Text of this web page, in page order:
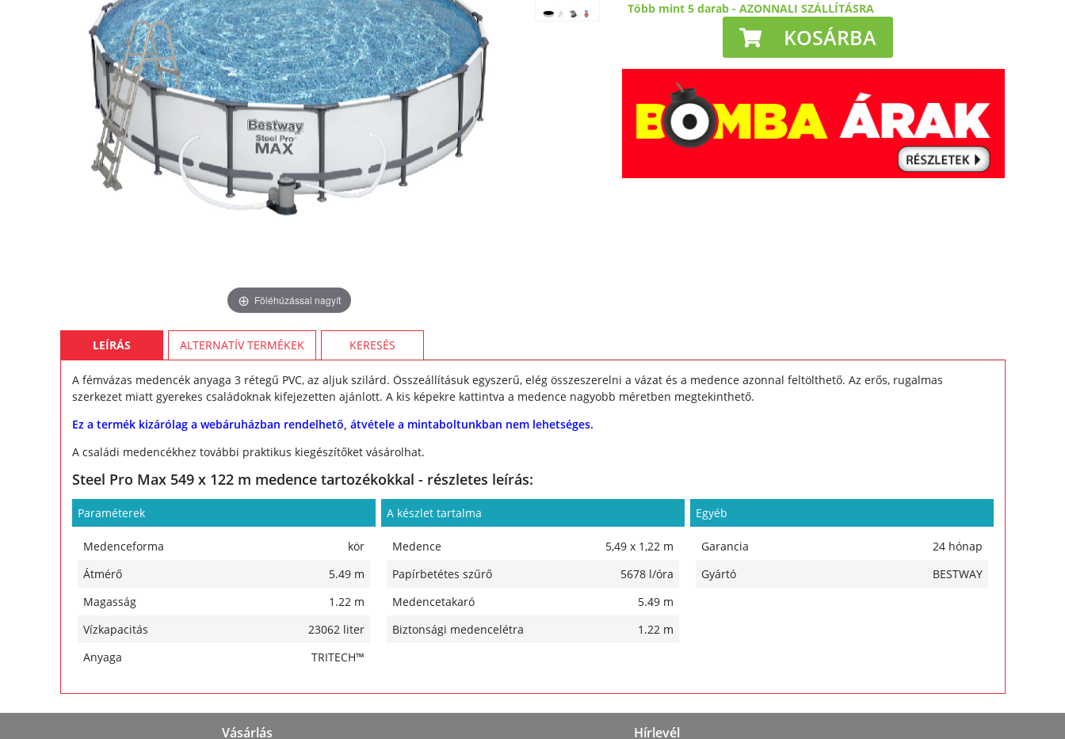
Föléhúzással nagyít
Több mint 5 darab -AZONNALI SZÁLLÍTÁSRA
KOSÁRBA
LEÍRÁS ALTERNATÍV TERMÉKEK KERESÉS
A fémvázas medencék anyaga 3 rétegű PVC, az aljuk szilárd. Összeállításuk egyszerű, elég összeszerelni a vázat és a medence azonnal feltölthető. Az erős, rugalmas
szerkezet miatt gyerekes családoknak kifejezetten ajánlott. A kis képekre kattintva a medence nagyobb méretben megtekinthető.
Ez a termék kizárólag a webáruházban rendelhető, átvétele a mintaboltunkban nem lehetséges.
A családi medencékhez további praktikus kiegészítőket vásárolhat.
Steel Pro Max 549 x 122 m medence tartozékokkal - részletes leírás:
Paraméterek
Medenceforma
kör
Átmérő
5.49 m
Magasság
1.22 m
Vízkapacitás
23062 liter
Anyaga
TRITECH™
A készlet tartalma
Medence
5,49 x 1,22 m
Papírbetétes szűrő
5678 l/óra
Medencetakaró
5.49 m
Biztonsági medencelétra
1.22 m
Egyéb
Garancia
24 hónap
Gyártó
BESTWAY
Vásárlás Hírlevél